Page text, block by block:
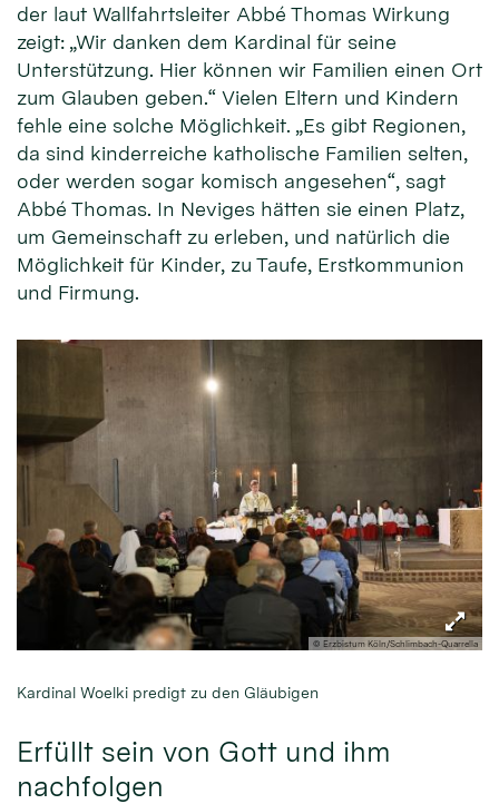
der laut Wallfahrtsleiter Abbé Thomas Wirkung
zeigt: „Wir danken dem Kardinal für seine
Unterstützung. Hier können wir Familien einen Ort
zum Glauben geben.“ Vielen Eltern und Kindern
fehle eine solche Möglichkeit. „Es gibt Regionen,
da sind kinderreiche katholische Familien selten,
oder werden sogar komisch angesehen“, sagt
Abbé Thomas. In Neviges hätten sie einen Platz,
um Gemeinschaft zu erleben, und natürlich die
Möglichkeit für Kinder, zu Taufe, Erstkommunion
und Firmung.
© Erzbistum Köln/Schlimbach-Quarrella
Kardinal Woelki predigt zu den Gläubigen
Erfüllt sein von Gott und ihm
nachfolgen